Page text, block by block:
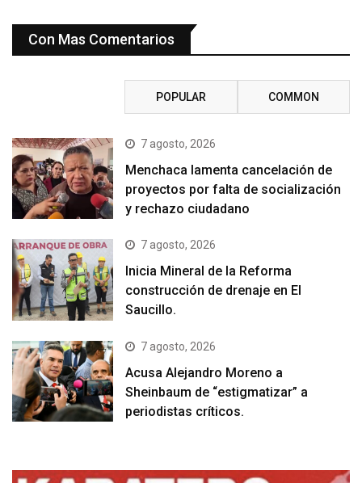
Con Mas Comentarios
POPULAR COMMON
7 agosto, 2026
Menchaca lamenta cancelación de
proyectos por falta de socialización
y rechazo ciudadano
7 agosto, 2026
Inicia Mineral de la Reforma
construcción de drenaje en El
Saucillo.
7 agosto, 2026
Acusa Alejandro Moreno a
Sheinbaum de “estigmatizar” a
periodistas críticos.